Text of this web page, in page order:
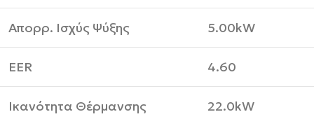
Απορρ. Ισχύς Ψύξης 5.00kW
EER 4.60
Ικανότητα Θέρμανσης 22.0kW